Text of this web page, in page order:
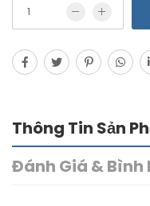
Thông Tin Sản
Đánh Giá & Bình